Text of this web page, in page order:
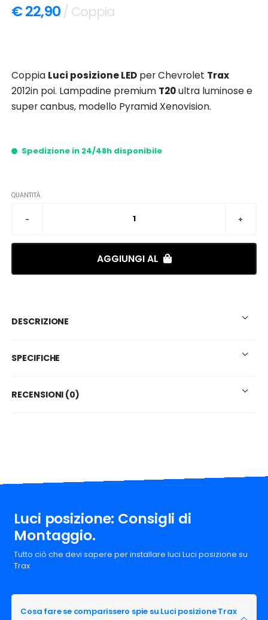
€ 22,90 / Coppia
Coppia Luci posizione LED per Chevrolet Trax
2012in poi. Lampadine premium T20ultra luminose e
super canbus, modello Pyramid Xenovision.
Spedizione in 24/48h disponibile
QUANTITÀ
AGGIUNGI AL
DESCRIZIONE
SPECIFICHE
RECENSIONI (0)
Luci posizione: Consigli di
Montaggio.
Tutto ciò che devi sapere per installare luci Luci posizione su
Trax
Cosa fare se comparissero spie su Luci posizione Trax